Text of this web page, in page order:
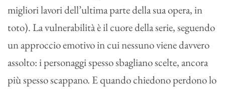
migliori lavori dell’ultima parte della sua opera, in
toto). La vulnerabilità è il cuore della serie, seguendo
un approccio emotivo in cui nessuno viene davvero
assolto: i personaggi spesso sbagliano scelte, ancora
più spesso scappano. E quando chiedono perdono lo